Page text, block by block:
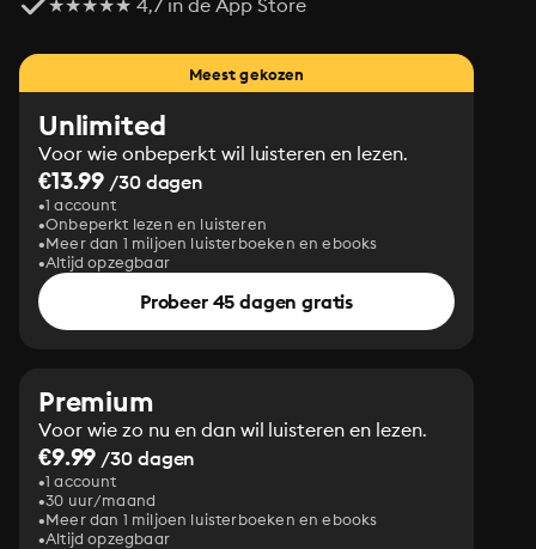
★★★★★ 4,7 in de App Store
Meest gekozen
Unlimited
Voor wie onbeperkt wil luisteren en lezen.
€13.99 /30 dagen
1 account
Onbeperkt lezen en luisteren
Meer dan 1 miljoen luisterboeken en ebooks
Altijd opzegbaar
Probeer 45 dagen gratis
Premium
Voor wie zo nu en dan wil luisteren en lezen.
€9.99 /30 dagen
1 account
30 uur/maand
Meer dan 1 miljoen luisterboeken en ebooks
Altijd opzegbaar